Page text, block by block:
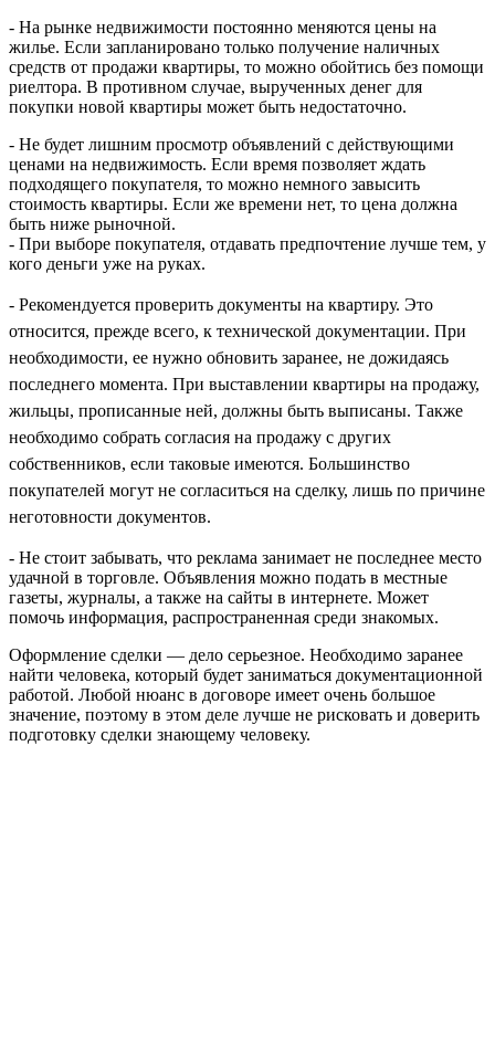
- На рынке недвижимости постоянно меняются цены на
жилье. Если запланировано только получение наличных
средств от продажи квартиры, то можно обойтись без помощи
риелтора. В противном случае, вырученных денег для
покупки новой квартиры может быть недостаточно.
- Не будет лишним просмотр объявлений с действующими
ценами на недвижимость. Если время позволяет ждать
подходящего покупателя, то можно немного завысить
стоимость квартиры. Если же времени нет, то цена должна
быть ниже рыночной.
- При выборе покупателя, отдавать предпочтение лучше тем, у
кого деньги уже на руках.
- Рекомендуется проверить документы на квартиру. Это
относится, прежде всего, к технической документации. При
необходимости, ее нужно обновить заранее, не дожидаясь
последнего момента. При выставлении квартиры на продажу,
жильцы, прописанные ней, должны быть выписаны. Также
необходимо собрать согласия на продажу с других
собственников, если таковые имеются. Большинство
покупателей могут не согласиться на сделку, лишь по причине
неготовности документов.
- Не стоит забывать, что реклама занимает не последнее место
удачной в торговле. Объявления можно подать в местные
газеты, журналы, а также на сайты в интернете. Может
помочь информация, распространенная среди знакомых.
Оформление сделки — дело серьезное. Необходимо заранее
найти человека, который будет заниматься документационной
работой. Любой нюанс в договоре имеет очень большое
значение, поэтому в этом деле лучше не рисковать и доверить
подготовку сделки знающему человеку.